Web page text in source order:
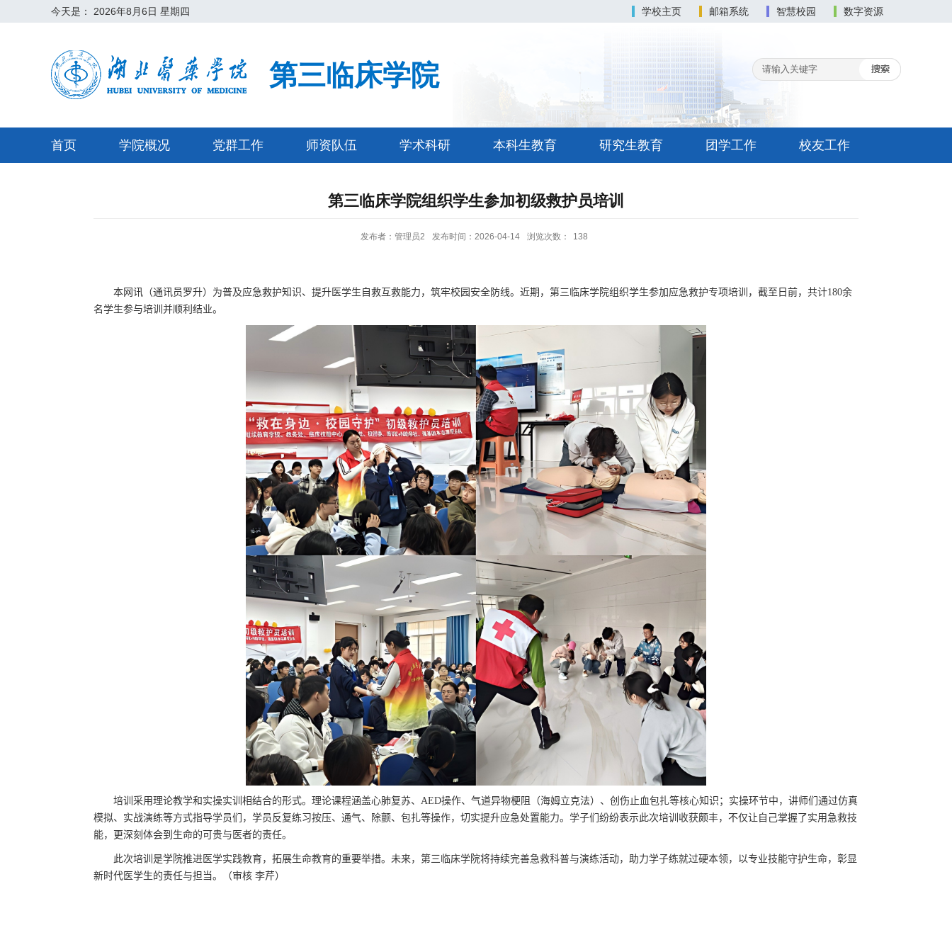
今天是： 2026年8月6日 星期四 学校主页 邮箱系统 智慧校园 数字资源
第三临床学院
首页 学院概况 党群工作 师资队伍 学术科研 本科生教育 研究生教育 团学工作 校友工作
第三临床学院组织学生参加初级救护员培训
发布者：管理员2 发布时间：2026-04-14 浏览次数： 138
本网讯（通讯员 罗升）为普及应急救护知识、提升医学生自救互救能力 ， 筑牢校园安全防线。 近期，第三临床学院组织学生参加应急救护专项培训，截至日前，共计180余
名学生参与培训并顺利结业。
培训采用理论教学和 实操实训 相结合的形式。理论课程涵盖心肺复苏、 AED操作、气道异物梗阻（海姆立克法）、创伤止血包扎等核心知识；实操环节中，讲师们通过仿真
模拟、实战演练等方式指导学员们，学员反复练习按压、通气、除颤、包扎等操作，切实提升应急处置能力。 学子们 纷纷表示此次培训收获颇丰， 不仅让自己掌握了实用急救技
能，
更深刻体会到生命的可贵与医者的责任。
此次培训是学院推进医学实践教育， 拓展生命教育的重要举措。未来，第三临床学院将持续完善急救科普与演练活动，助力学子练就过硬本领，以专业技能守护生命，彰显
新时代医学生的责任与担当。（审核 李芹）